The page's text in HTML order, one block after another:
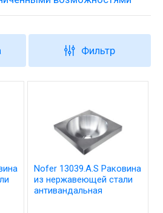
Фильтр
Nofer 13039.A.S Раковина
из нержавеющей стали
антивандальная